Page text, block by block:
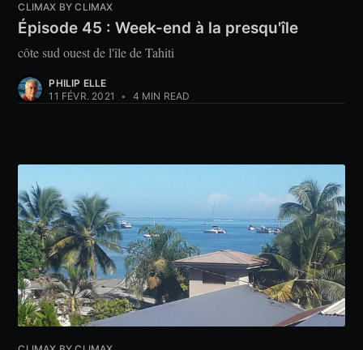
CLIMAX BY CLIMAX
Épisode 45 : Week-end à la presqu'île
côte sud ouest de l'île de Tahiti
PHILIP ELLE
11 FÉVR. 2021
• 4 MIN READ